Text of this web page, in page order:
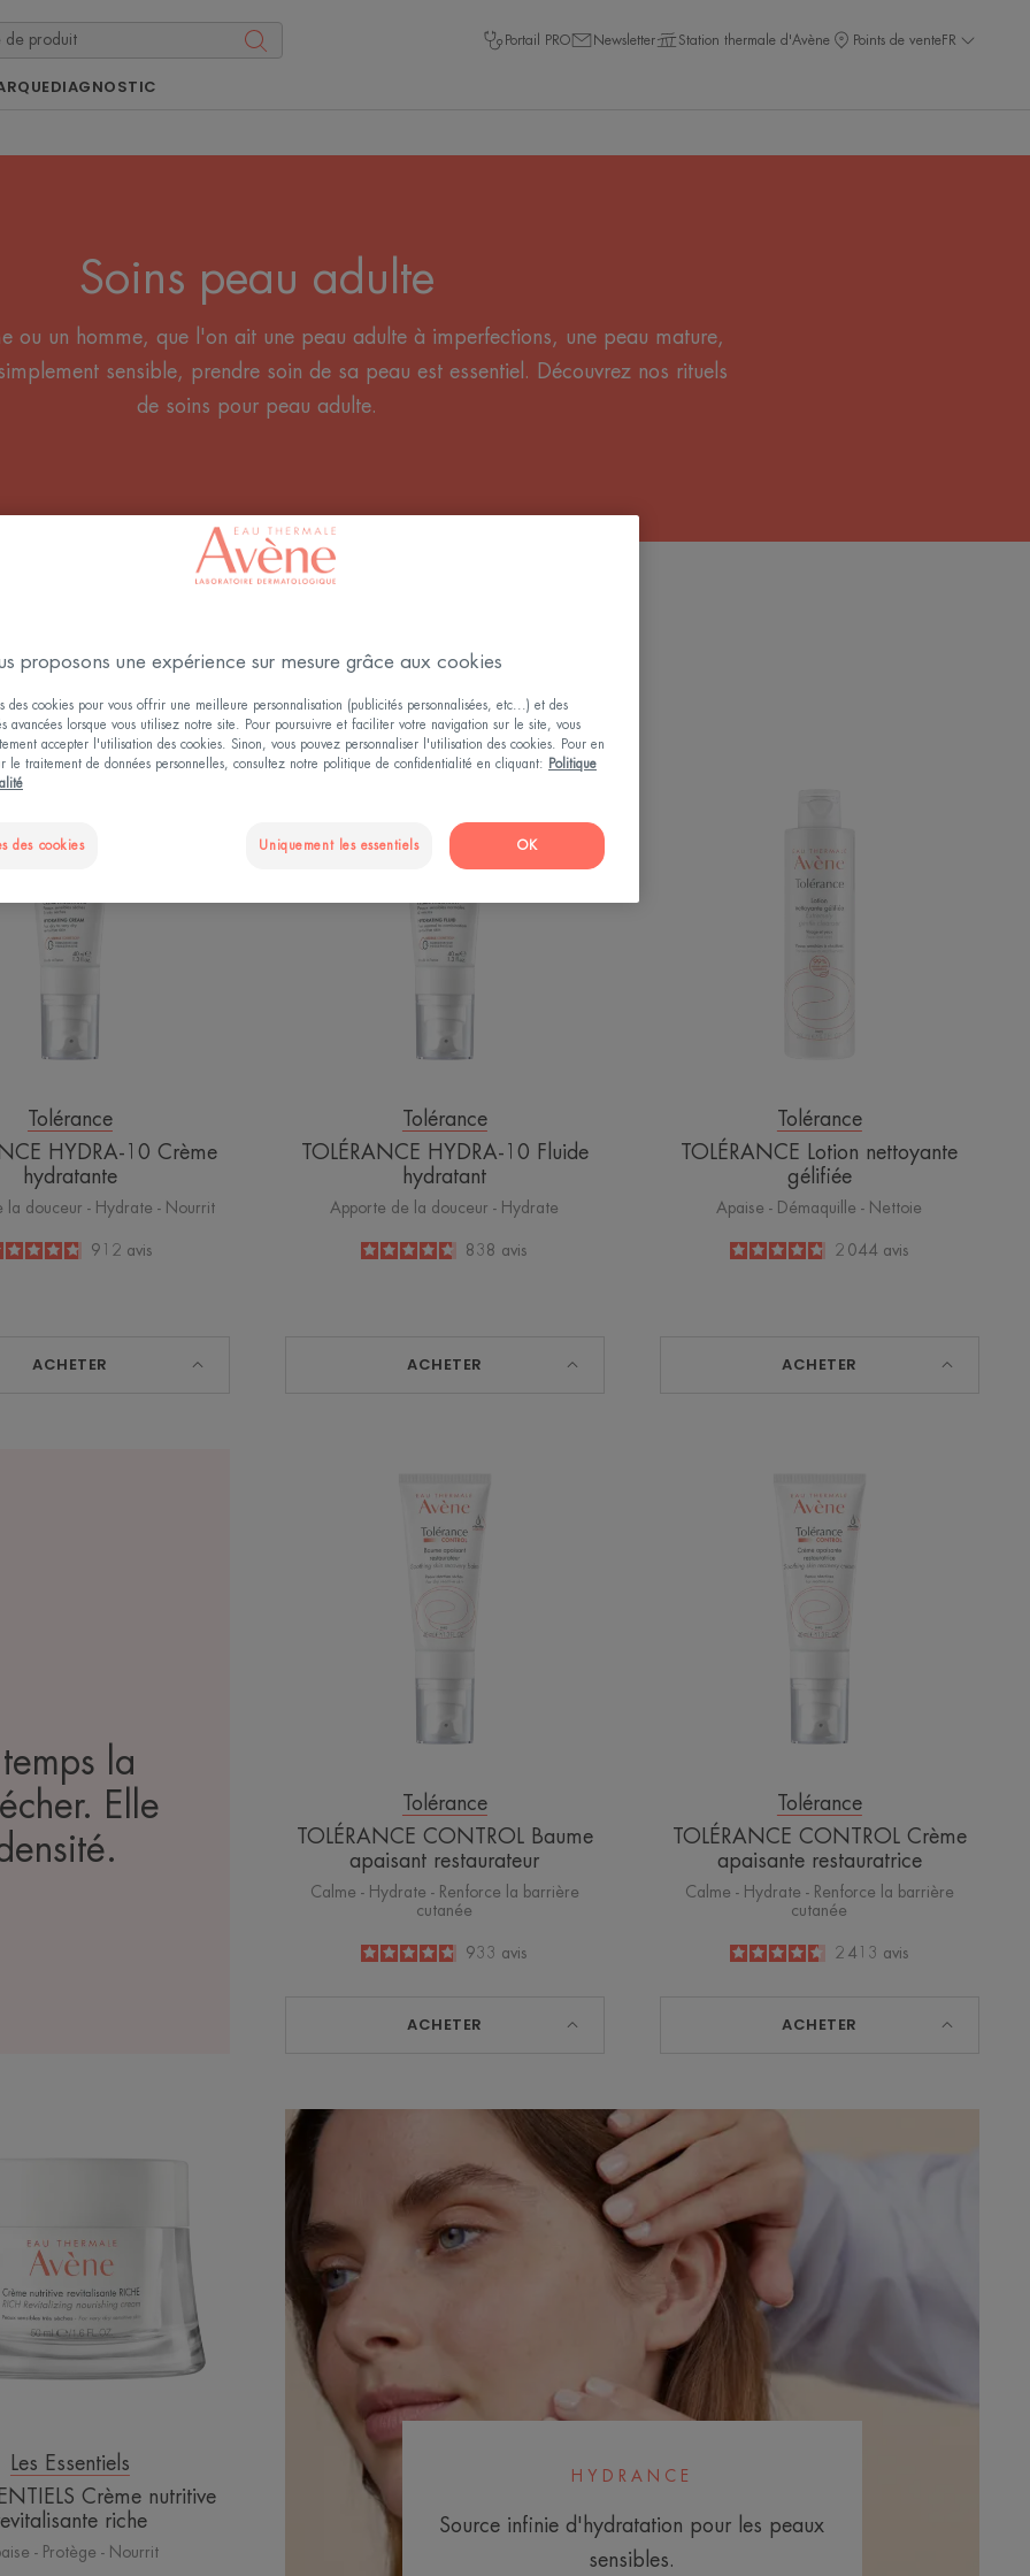
Portail PRO Newsletter Station thermale d'Avène Points de venteFR
DIAGNOSTIC
Soins peau adulte
ou un homme, que l'on ait une peau adulte à imperfections, une peau mature,
sensible, prendre soin de sa peau est essentiel. Découvrez nos rituels
de soins pour peau adulte.
TOLÉRANCE
Crème
Tolérance
HYDRA-10 Crème
hydratante
la douceur - Hydrate - Nourrit
4.8
/
5
912 avis
ACHETER
TOLÉRANCE
10
Fluide
Tolérance
TOLÉRANCE HYDRA-10 Fluide
hydratant
Apporte de la douceur - Hydrate
4.7
/
5
838 avis
ACHETER
gélifiée
Tolérance
TOLÉRANCE Lotion nettoyante
gélifiée
Apaise - Démaquille - Nettoie
4.8
/
5
2 044 avis
ACHETER
la
Elle
Baume
apaisant
restaurateur
Tolérance
TOLÉRANCE CONTROL Baume
apaisant restaurateur
Calme - Hydrate - Renforce la barrière
cutanée
4.8
/
5
933 avis
ACHETER
Crème
apaisante
restauratrice
Tolérance
TOLÉRANCE CONTROL Crème
apaisante restauratrice
Calme - Hydrate - Renforce la barrière
cutanée
4.6
/
5
2 413 avis
ACHETER
riche
Les Essentiels
Crème nutritive
riche
- Protège - Nourrit
HYDRANCE
Source infinie d'hydratation pour les peaux
sensibles.
proposons une expérience sur mesure grâce aux cookies
des cookies pour vous offrir une meilleure personnalisation (publicités personnalisées, etc...) et des
avancées lorsque vous utilisez notre site. Pour poursuivre et faciliter votre navigation sur le site, vous
accepter l'utilisation des cookies. Sinon, vous pouvez personnaliser l'utilisation des cookies. Pour en
le traitement de données personnelles, consultez notre politique de confidentialité en cliquant:
Politique
des cookies Uniquement les essentiels OK